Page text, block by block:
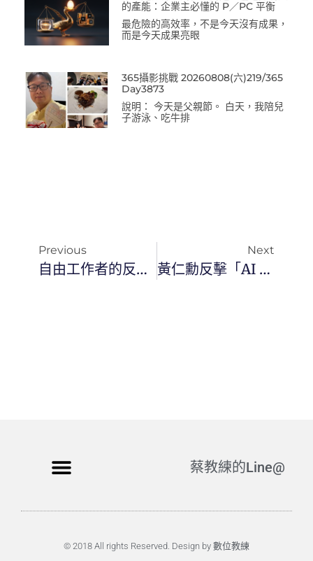
的產能：企業主必懂的 P／PC 平衡
最危險的高效率，不是今天沒有成果，
而是今天成果亮眼
365攝影挑戰 20260808(六)219/365
Day3873
說明： 今天是父親節。 白天，我陪兒
子游泳、吃牛排
Previous
自由工作者的反脆弱系統：為什麼你需要一個「不在場也能運作」的人生 OS
Next
黃仁勳反擊「AI 滅世論」：任務自動化才是真相，恐慌只是行銷話術
蔡教練的Line@
© 2018 All rights Reserved. Design by 數位教練